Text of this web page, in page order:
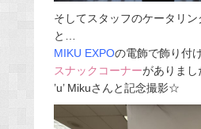
そしてスタッフのケータリ
と…
MIKU EXPOの電飾で飾り付
スナックコーナーがありまし
’u’ Mikuさんと記念撮影☆